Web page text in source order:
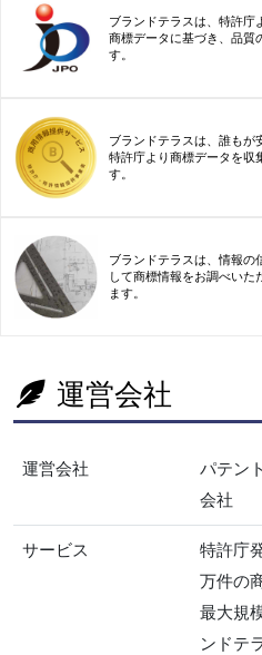
ブランドテラスは、特許
商標データに基づき、品質
す。
ブランドテラスは、誰もが
特許庁より商標データを収
す。
ブランドテラスは、情報の
して商標情報をお調べい
ます。
運営会社
運営会社
パテン
会社
サービス
特許庁
万件の
最大規
ンドテ